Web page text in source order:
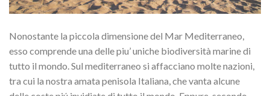
Nonostante la piccola dimensione del Mar Mediterraneo,
esso comprende una delle piu’ uniche biodiversità marine di
tutto il mondo. Sul mediterraneo si affacciano molte nazioni,
tra cui la nostra amata penisola Italiana, che vanta alcune